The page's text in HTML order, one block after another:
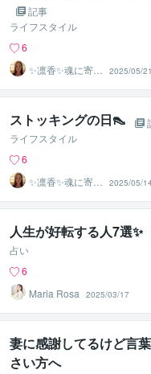
記事
ライフスタイル
6
✨凛香✨魂に寄り
添う癒しボイス
届けます✨
2025/05/21
ストッキングの日👠
ライフスタイル
6
✨凛香✨魂に寄り
添う癒しボイス
届けます✨
2025/05/14
人生が好転する人7選✨
占い
6
Maria Rosa
2025/03/17
妻に感謝してるけど言
さい方へ